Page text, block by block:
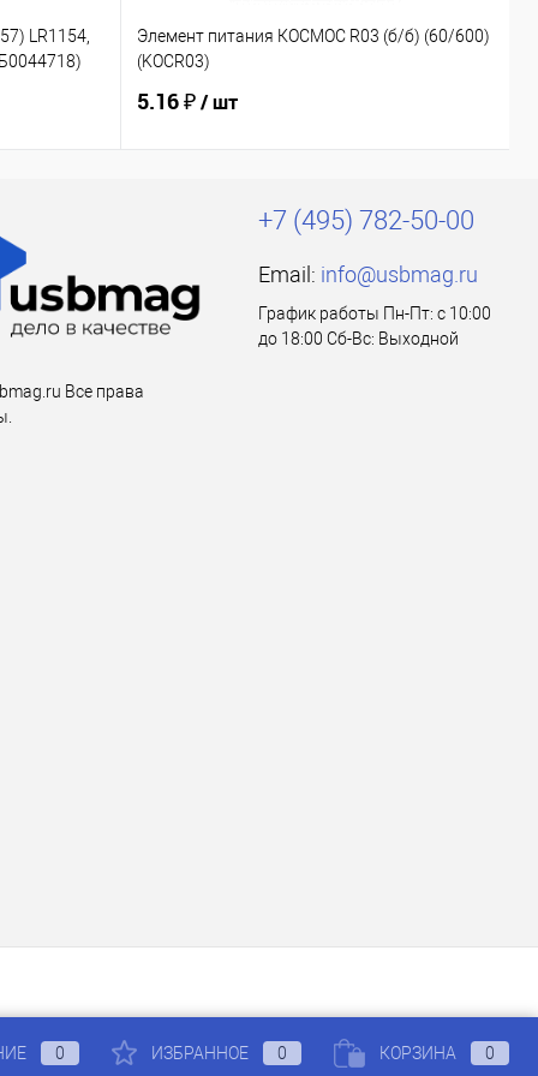
LR1154,
Элемент питания КОСМОС R03 (б/б) (60/600)
(KOCR03)
5.16 ₽/ шт
Все права
+7 (495) 782-50-00
Email: info@usbmag.ru
График работы Пн-Пт: с 10:00
до 18:00 Сб-Вс: Выходной
0 ИЗБРАННОЕ 0 КОРЗИНА 0